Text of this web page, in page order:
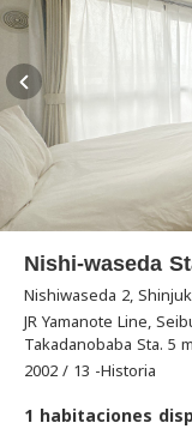
Nishi-waseda
Nishiwaseda 2,
JR Yamanote Line,
Takadanobaba Sta. 5
2002 / 13 -Historia
1 habitaciones